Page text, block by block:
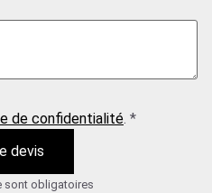
de confidentialité. *
devis
sont obligatoires